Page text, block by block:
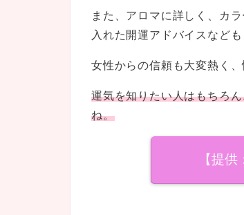
また、アロマに詳しく、カ
入れた開運アドバイスなども
女性からの信頼も大変熱く
運気を知りたい人はもちろ
ね。
【提